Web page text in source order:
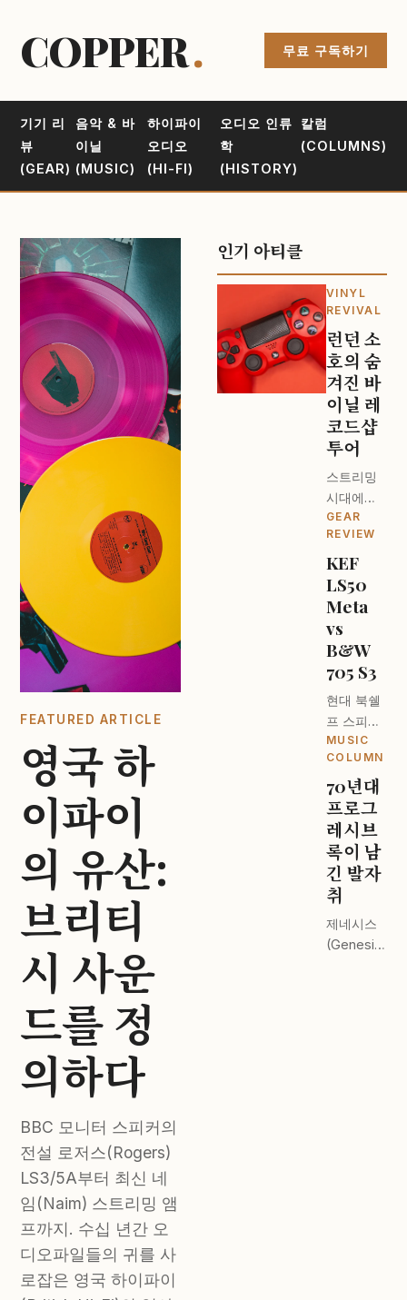
COPPER. 무료 구독하기
기기 리
뷰
(GEAR)
음악 & 바
이닐
(MUSIC)
하이파이
오디오
(HI-FI)
오디오 인류
학
(HISTORY)
칼럼
(COLUMNS)
FEATURED ARTICLE
영국 하
이파이
의 유산:
브리티
시 사운
드를 정
의하다
BBC 모니터 스피커의
전설 로저스(Rogers)
LS3/5A부터 최신 네
임(Naim) 스트리밍 앰
프까지. 수십 년간 오
디오파일들의 귀를 사
로잡은 영국 하이파이
인기 아티클
VINYL
REVIVAL
런던 소
호의 숨
겨진 바
이닐 레
코드샵
투어
스트리밍
시대에도
턴테이블
이 돌아가
는 이유. 런
던 오디오
파일들의
성지를 찾
아서.
GEAR
REVIEW
KEF
LS50
Meta
vs
B&W
705 S3
현대 북쉘
프 스피커
의 최강자
는 누구인
가? 디자
인과 사운
드 스테이
지 전격 비
교.
MUSIC
COLUMN
70년대
프로그
레시브
록이 남
긴 발자
취
제네시스
(Genesis)